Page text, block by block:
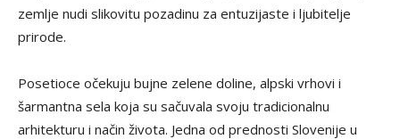
zemlje nudi slikovitu pozadinu za entuzijaste i ljubitelje
prirode.
Posetioce očekuju bujne zelene doline, alpski vrhovi i
šarmantna sela koja su sačuvala svoju tradicionalnu
arhitekturu i način života. Jedna od prednosti Slovenije u